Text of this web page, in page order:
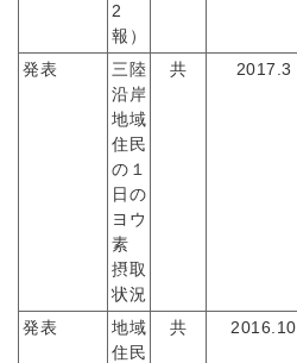
2
報）
発表
三陸
沿岸
地域
住民
の１
日の
ヨウ
素
摂取
状況
共 2017.3
発表
地域
住民
共 2016.10